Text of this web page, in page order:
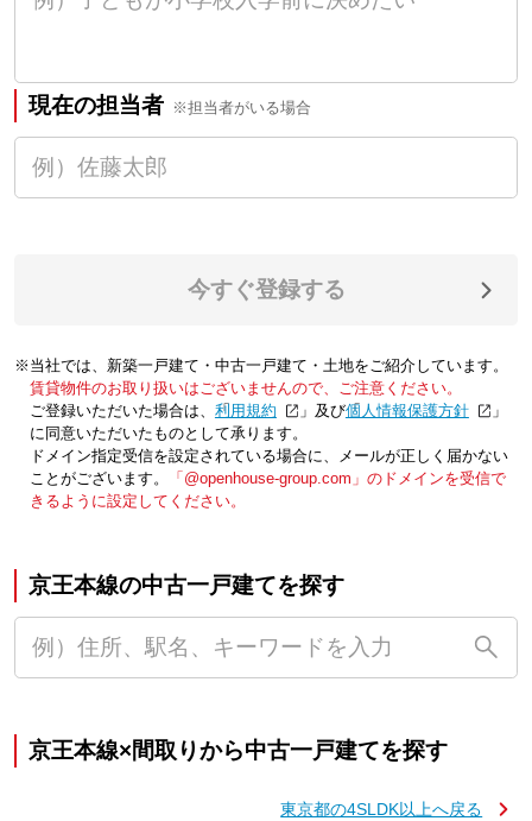
現在の担当者 ※担当者がいる場合
今すぐ登録する
※当社では、新築一戸建て・中古一戸建て・土地をご紹介しています。
賃貸物件のお取り扱いはございませんので、ご注意ください。
ご登録いただいた場合は、「利用規約 」及び「個人情報保護方針
」
に同意いただいたものとして承ります。
ドメイン指定受信を設定されている場合に、メールが正しく届かない
ことがございます。
「@openhouse-group.com」のドメインを受信で
きるように設定してください。
京王本線の中古一戸建てを探す
京王本線×間取りから中古一戸建てを探す
東京都の4SLDK以上へ戻る